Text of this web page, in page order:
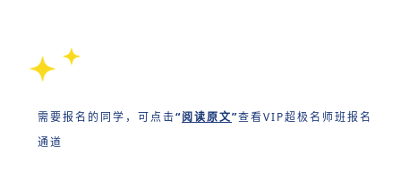
需要报名的同学，可点击“阅读原文”查看VIP超极名师班报名
通道